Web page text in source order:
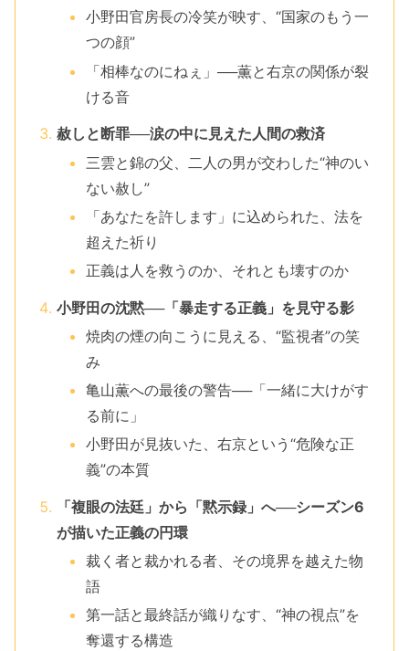
小野田官房長の冷笑が映す、“国家のもう一
つの顔”
「相棒なのにねぇ」──薫と右京の関係が裂
ける音
赦しと断罪──涙の中に見えた人間の救済
三雲と錦の父、二人の男が交わした“神のい
ない赦し”
「あなたを許します」に込められた、法を
超えた祈り
正義は人を救うのか、それとも壊すのか
小野田の沈黙──「暴走する正義」を見守る影
焼肉の煙の向こうに見える、“監視者”の笑
み
亀山薫への最後の警告──「一緒に大けがす
る前に」
小野田が見抜いた、右京という“危険な正
義”の本質
「複眼の法廷」から「黙示録」へ──シーズン6
が描いた正義の円環
裁く者と裁かれる者、その境界を越えた物
語
第一話と最終話が織りなす、“神の視点”を
奪還する構造